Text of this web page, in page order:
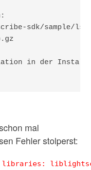
sdk/sample/
in der
mal
Fehler stolperst:
libraries: